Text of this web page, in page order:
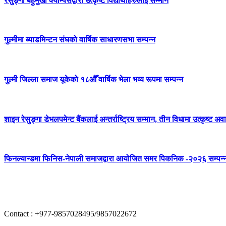
गुल्मीमा ब्याडमिन्टन संघको वार्षिक साधारणसभा सम्पन्न
गुल्मी जिल्ला समाज यूकेको १८औँ वार्षिक भेला भव्य रूपमा सम्पन्न
शाइन रेसुङ्गा डेभलपमेन्ट बैंकलाई अन्तर्राष्ट्रिय सम्मान, तीन विधामा उत्कृष्ट
फिनल्यान्डमा फिनिस-नेपाली समाजद्वारा आयोजित समर पिकनिक -२०२६
Contact : +977-9857028495/9857022672